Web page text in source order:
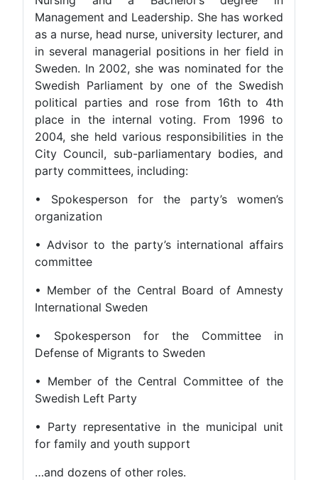
Management and Leadership. She has worked
as a nurse, head nurse, university lecturer, and
in several managerial positions in her field in
Sweden. In 2002, she was nominated for the
Swedish Parliament by one of the Swedish
political parties and rose from 16th to 4th
place in the internal voting. From 1996 to
2004, she held various responsibilities in the
City Council, sub-parliamentary bodies, and
party committees, including:
• Spokesperson for the party’s women’s
organization
• Advisor to the party’s international affairs
committee
• Member of the Central Board of Amnesty
International Sweden
• Spokesperson for the Committee in
Defense of Migrants to Sweden
• Member of the Central Committee of the
Swedish Left Party
• Party representative in the municipal unit
for family and youth support
…and dozens of other roles.